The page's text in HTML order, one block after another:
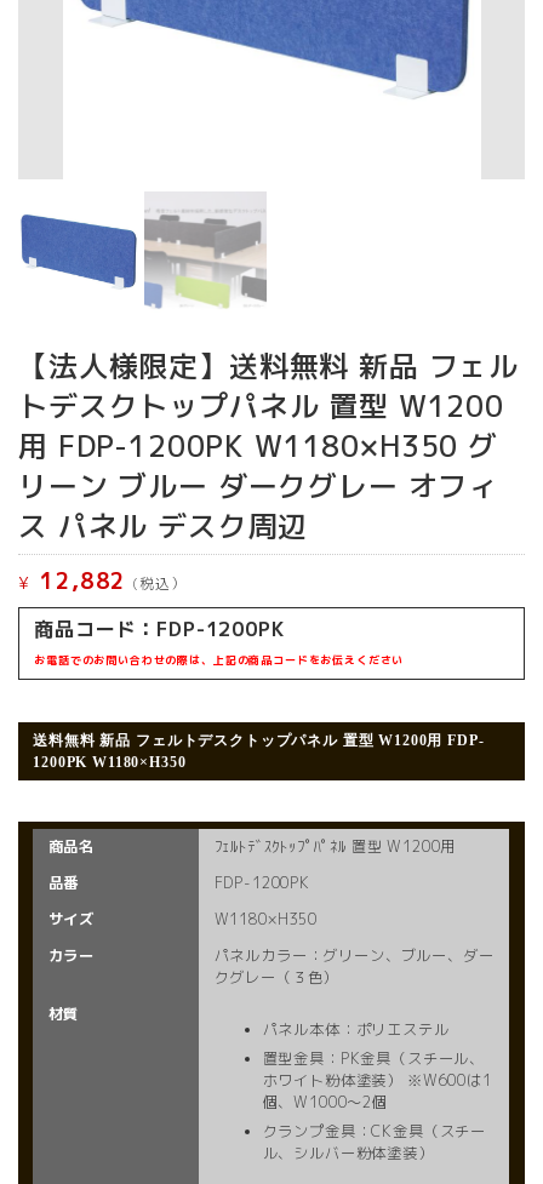
【法人様限定】送料無料 新品 フェル
トデスクトップパネル 置型 W1200
用 FDP-1200PK W1180×H350 グ
リーン ブルー ダークグレー オフィ
ス パネル デスク周辺
¥ 12,882 (税込）
商品コード： FDP-1200PK
お電話でのお問い合わせの際は、上記の商品コードをお伝えください
送料無料 新品 フェルトデスクトップパネル 置型 W1200用 FDP-
1200PK W1180×H350
商品名
ﾌｪﾙﾄﾃﾞｽｸﾄｯﾌﾟﾊﾟﾈﾙ 置型 W1200用
品番
FDP-1200PK
サイズ
W1180×H350
カラー
パネルカラー：グリーン、ブルー、ダー
クグレー（３色）
材質
パネル本体：ポリエステル
置型金具：PK金具（スチール、
ホワイト粉体塗装） ※W600は1
個、W1000～2個
クランプ金具：CK金具（スチー
ル、シルバー粉体塗装）